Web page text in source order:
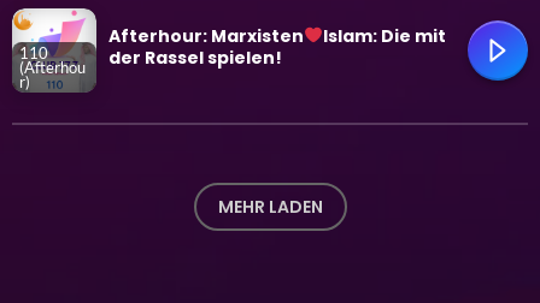
trending_flat
110
(Afterhou
r)
Afterhour: Marxisten
Islam: Die mit
der Rassel spielen!
MEHR LADEN